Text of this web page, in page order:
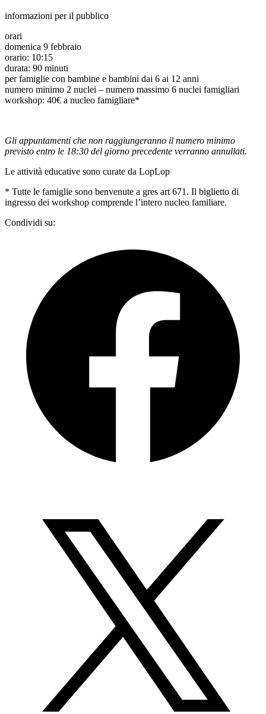
informazioni per il pubblico
orari
domenica 9 febbraio
orario: 10:15
durata: 90 minuti
per famiglie con bambine e bambini dai 6 ai 12 anni
numero minimo 2 nuclei – numero massimo 6 nuclei famigliari
workshop: 40€ a nucleo famigliare*
Gli appuntamenti che non raggiungeranno il numero minimo
previsto entro le 18:30 del giorno precedente verranno annullati.
Le attività educative sono curate da LopLop
* Tutte le famiglie sono benvenute a gres art 671. Il biglietto di
ingresso dei workshop comprende l’intero nucleo familiare.
Condividi su: